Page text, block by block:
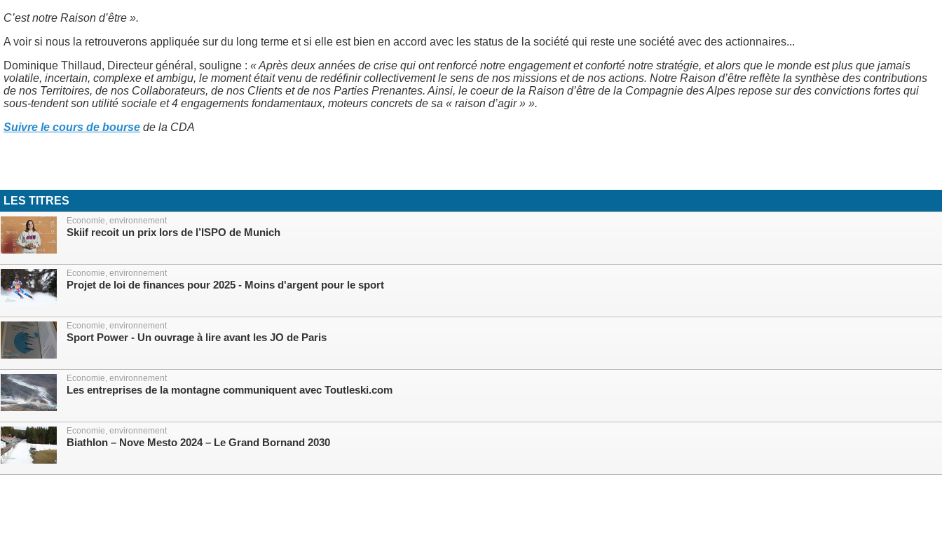
C’est notre Raison d’être ».
A voir si nous la retrouverons appliquée sur du long terme et si elle est bien en accord avec les status de la société qui reste une société avec des actionnaires...
Dominique Thillaud, Directeur général, souligne : « Après deux années de crise qui ont renforcé notre engagement et conforté notre stratégie, et alors que le monde est plus que jamais
volatile, incertain, complexe et ambigu, le moment était venu de redéfinir collectivement le sens de nos missions et de nos actions. Notre Raison d’être reflète la synthèse des contributions
de nos Territoires, de nos Collaborateurs, de nos Clients et de nos Parties Prenantes. Ainsi, le coeur de la Raison d’être de la Compagnie des Alpes repose sur des convictions fortes qui
sous-tendent son utilité sociale et 4 engagements fondamentaux, moteurs concrets de sa « raison d’agir » ».
Suivre le cours de bourse de la CDA
LES TITRES
Economie, environnement
Skiif recoit un prix lors de l’ISPO de Munich
Economie, environnement
Projet de loi de finances pour 2025 - Moins d'argent pour le sport
Economie, environnement
Sport Power - Un ouvrage à lire avant les JO de Paris
Economie, environnement
Les entreprises de la montagne communiquent avec Toutleski.com
Economie, environnement
Biathlon – Nove Mesto 2024 – Le Grand Bornand 2030